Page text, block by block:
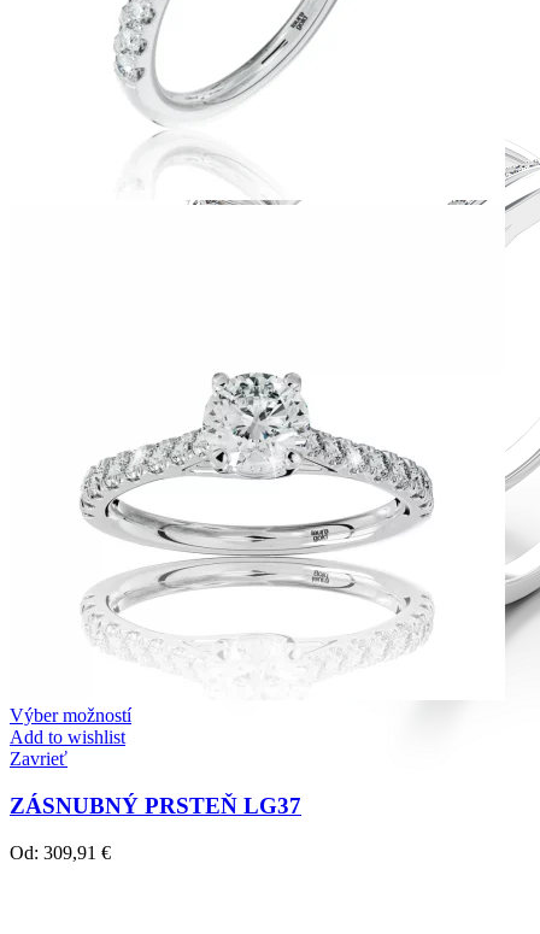
Výber možností
Add to wishlist
Zavrieť
ZÁSNUBNÝ PRSTEŇ LG37
Od: 309,91 €